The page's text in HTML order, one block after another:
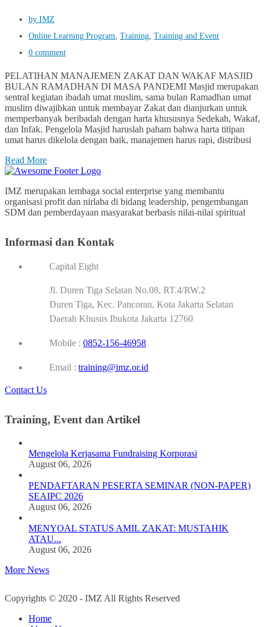
by IMZ
Online Learning Program Training Training and Event
0 comment
PELATIHAN MANAJEMEN ZAKAT DAN WAKAF MASJID
BULAN RAMADHAN DI MASA PANDEMI Masjid merupakan
sentral kegiatan ibadah umat muslim, sama bulan Ramadhan umat
muslim diwajibkan untuk membayar Zakat dan dianjurkan untuk
memperbanyak beribadah dengan harta khususnya Sedekah, Wakaf,
dan Infak. Pengelola Masjid haruslah paham bahwa harta titipan
umat harus dikelola dengan baik, manajemen harus rapi, distribusi
Read More
IMZ merupakan lembaga social enterprise yang membantu
organisasi profit dan nirlaba di bidang leadership, pengembangan
SDM dan pemberdayaan masyarakat berbasis nilai-nilai spiritual
Informasi dan Kontak
Capital Eight
Jl. Duren Tiga Selatan No.08, RT.4/RW.2
Duren Tiga, Kec. Pancoran, Kota Jakarta Selatan
Daerah Khusus Ibukota Jakarta 12760
Mobile : 0852-156-46958
Email : training@imz.or.id
Contact Us
Training, Event dan Artikel
Mengelola Kerjasama Fundraising Korporasi
August 06, 2026
PENDAFTARAN PESERTA SEMINAR (NON-PAPER)
SEAIPC 2026
August 06, 2026
MENYOAL STATUS AMIL ZAKAT: MUSTAHIK
ATAU...
August 06, 2026
More News
Copyrights © 2020 - IMZ All Rights Reserved
Home